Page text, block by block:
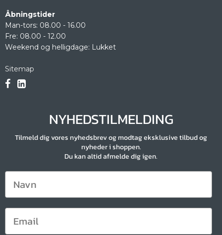
Åbningstider
Man-tors: 08.00 - 16.00
Fre: 08.00 - 12.00
Weekend og helligdage: Lukket
Sitemap
NYHEDSTILMELDING
Tilmeld dig vores nyhedsbrev og modtag eksklusive tilbud og
nyheder i shoppen.
Du kan altid afmelde dig igen.